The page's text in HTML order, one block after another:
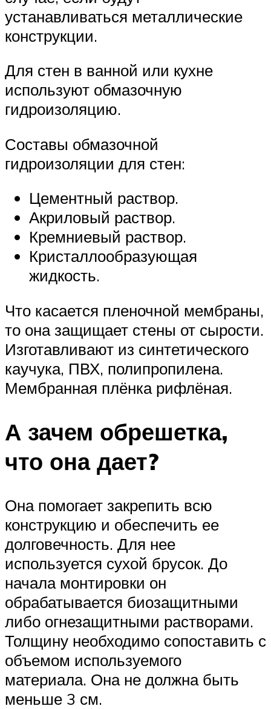
устанавливаться металлические
конструкции.
Для стен в ванной или кухне
используют обмазочную
гидроизоляцию.
Составы обмазочной
гидроизоляции для стен:
Цементный раствор.
Акриловый раствор.
Кремниевый раствор.
Кристаллообразующая
жидкость.
Что касается пленочной мембраны,
то она защищает стены от сырости.
Изготавливают из синтетического
каучука, ПВХ, полипропилена.
Мембранная плёнка рифлёная.
А зачем обрешетка,
что она дает?
Она помогает закрепить всю
конструкцию и обеспечить ее
долговечность. Для нее
используется сухой брусок. До
начала монтировки он
обрабатывается биозащитными
либо огнезащитными растворами.
Толщину необходимо сопоставить с
объемом используемого
материала. Она не должна быть
меньше 3 см.